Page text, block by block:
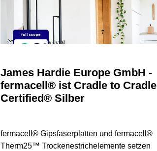
James Hardie Europe GmbH -
fermacell® ist Cradle to Cradle
Certified® Silber
fermacell® Gipsfaserplatten und fermacell®
Therm25™ Trockenestrichelemente setzen